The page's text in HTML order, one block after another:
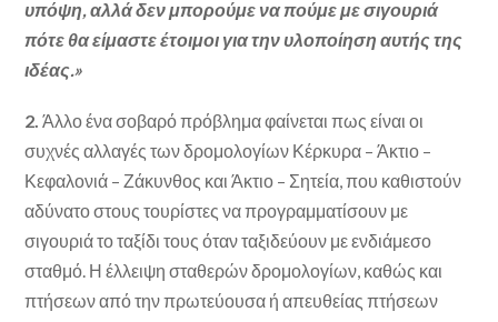
υπόψη, αλλά δεν μπορούμε να πούμε με σιγουριά
πότε θα είμαστε έτοιμοι για την υλοποίηση αυτής της
ιδέας.»
2. Άλλο ένα σοβαρό πρόβλημα φαίνεται πως είναι οι
συχνές αλλαγές των δρομολογίων Κέρκυρα – Άκτιο –
Κεφαλονιά – Ζάκυνθος και Άκτιο – Σητεία, που καθιστούν
αδύνατο στους τουρίστες να προγραμματίσουν με
σιγουριά το ταξίδι τους όταν ταξιδεύουν με ενδιάμεσο
σταθμό. Η έλλειψη σταθερών δρομολογίων, καθώς και
πτήσεων από την πρωτεύουσα ή απευθείας πτήσεων